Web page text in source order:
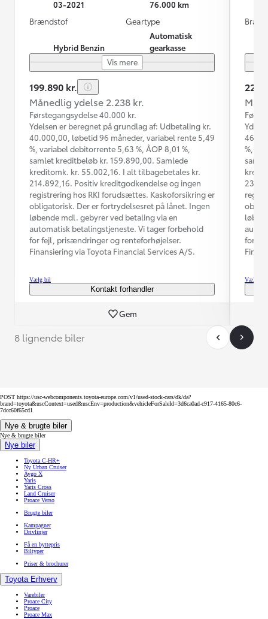
03-2021
76.000 km
Brændstof
Hybrid Benzin
Geartype
Automatisk
gearkasse
Vis mere
199.890 kr.
Månedlig ydelse 2.238 kr.
Førstegangsydelse 40.000 kr.
Ydelsen er beregnet på grundlag af: Udbetaling kr.
40.000,00, løbetid 96 måneder, variabel rente 5,49
%, variabel debitorrente 5,63 %, ÅOP 8,01 %,
samlet kreditbeløb kr. 159.890,00. Samlede
kreditomk. kr. 55.002,16. I alt tilbagebetales kr.
214.892,16. Positiv kreditgodkendelse og ingen
registrering hos RKI forudsættes. Kaskoforsikring er
obligatorisk. Der er fortrydelsesret på lånet. Ingen
løbende mdl. gebyrer ved betaling via en
automatisk betalingstjeneste. Vi tager forbehold
for fejl, prisændringer og renteforhøjelser.
Finansiering via Toyota Financial Services A/S.
Vælg bil
Kontakt forhandler
Gem
%,
for
Vælg bil
8 lignende biler
POST https://usc-webcomponents.toyota-europe.com/v1/used-stock-cars/dk/da?
brand=toyota&uscContext=used&uscEnv=production&vehicleForSaleId=3d6ca0ad-c917-4165-80c6-
7dcc60f65cd1
Nye & brugte biler
Nye & brugte biler
Nye biler
Toyota C-HR+
Ny Urban Cruiser
Aygo X
Yaris
Yaris Cross
Land Cruiser
Proace Verso
Brugte biler
Kampagner
Drivlinjer
Få en byttepris
Biltyper
Priser & brochurer
Toyota Erhverv
Varebiler
Proace City
Proace
Proace Max